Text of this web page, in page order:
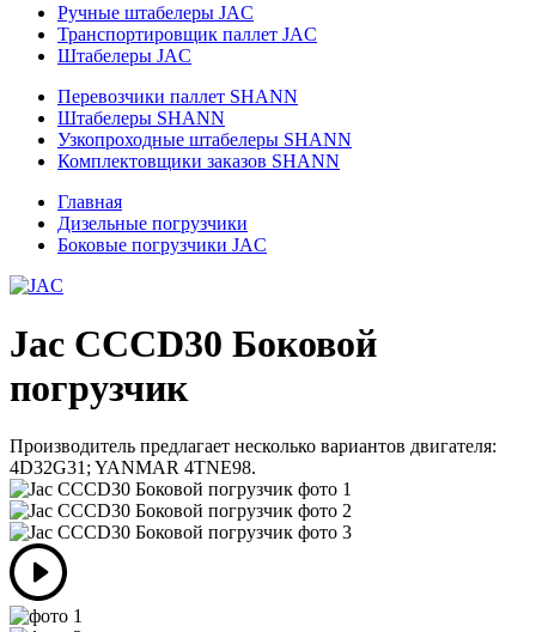
Ручные штабелеры JAC
Транспортировщик паллет JAC
Штабелеры JAC
Перевозчики паллет SHANN
Штабелеры SHANN
Узкопроходные штабелеры SHANN
Комплектовщики заказов SHANN
Главная
Дизельные погрузчики
Боковые погрузчики JAC
Jac CCCD30 Боковой
погрузчик
Производитель предлагает несколько вариантов двигателя:
4D32G31; YANMAR 4TNE98.